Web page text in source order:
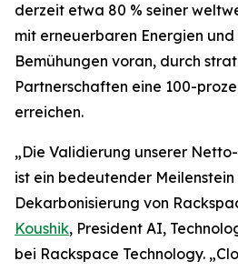
derzeit etwa 80 % seiner
mit erneuerbaren Energien
Bemühungen voran, durch
Partnerschaften eine 100-
erreichen.
„Die Validierung unserer
ist ein bedeutender
Dekarbonisierung von
Koushik, President AI,
bei Rackspace Technology.